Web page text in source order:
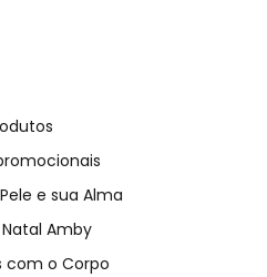
e sua Alma
Amby
com o Corpo